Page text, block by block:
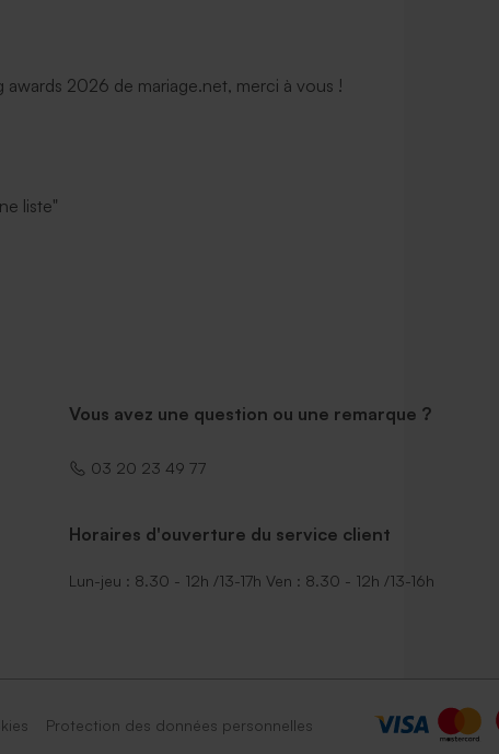
awards 2026 de mariage.net, merci à vous !
liste"
Vous avez une question ou une remarque ?
03 20 23 49 77
Horaires d'ouverture du service client
Lun-jeu : 8.30 - 12h /13-17h Ven : 8.30 - 12h /13-16h
Protection des données personnelles